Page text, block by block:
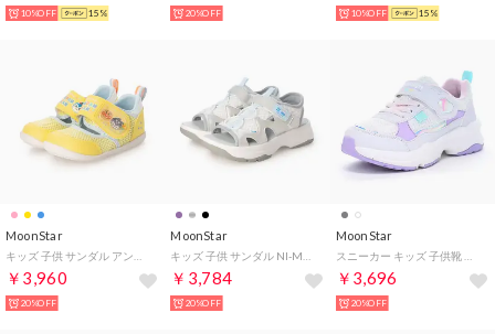
10%OFF 15% 20%OFF 10%OFF 15%
MoonStar
￥3,960
20%OFF
MoonStar
￥3,784
20%OFF
MoonStar
￥3,696
20%OFF